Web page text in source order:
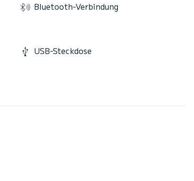
Bluetooth-Verbindung
USB-Steckdose